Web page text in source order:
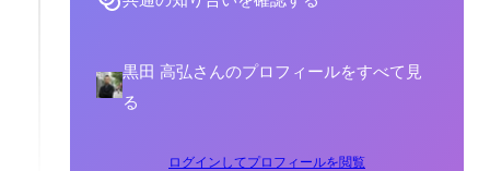
黒田 高弘さんのプロフィールをすべて見
る
ログインしてプロフィールを閲覧